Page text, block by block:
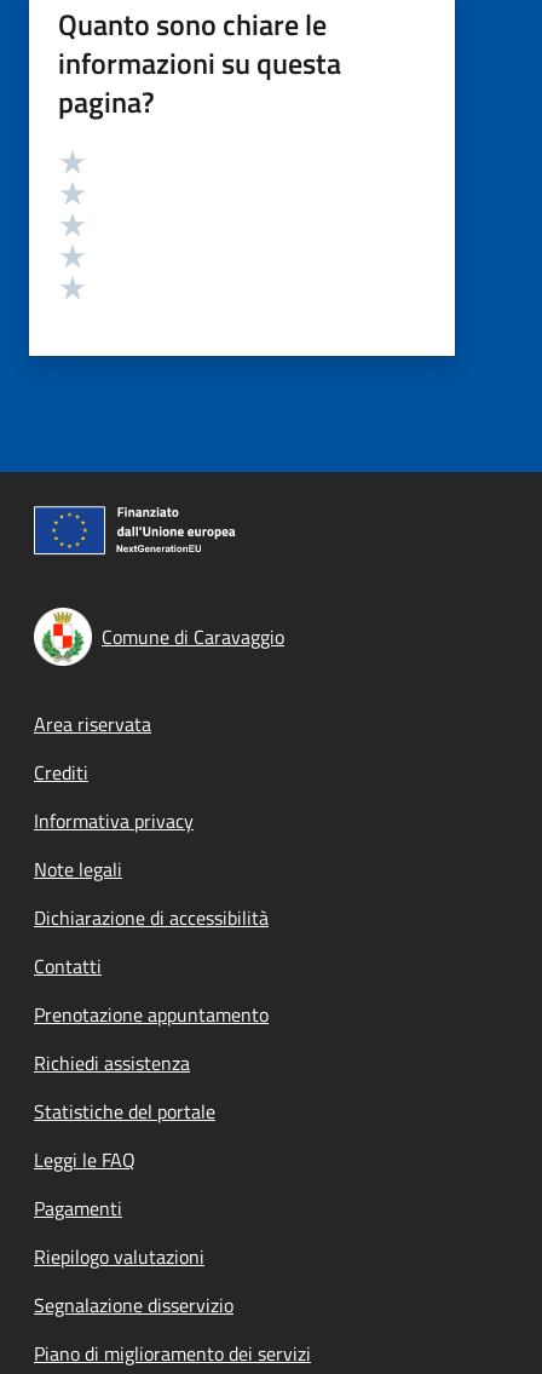
Quanto sono chiare le
informazioni su questa
pagina?
Valutazione
Comune di Caravaggio
Footer menu
Area riservata
Crediti
Informativa privacy
Note legali
Dichiarazione di accessibilità
Contatti
Prenotazione appuntamento
Richiedi assistenza
Statistiche del portale
Leggi le FAQ
Pagamenti
Riepilogo valutazioni
Segnalazione disservizio
Piano di miglioramento dei servizi